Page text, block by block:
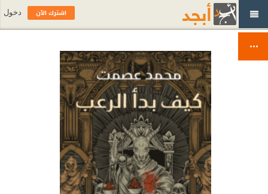
اشترك الآن دخول